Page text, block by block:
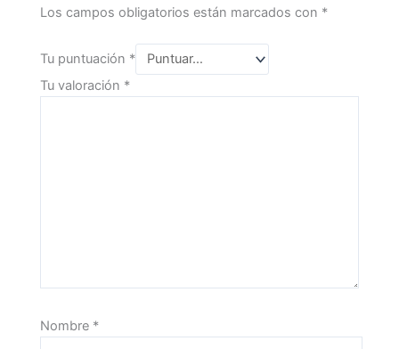
Los campos obligatorios están marcados con *
Tu puntuación *
Tu valoración *
Nombre *